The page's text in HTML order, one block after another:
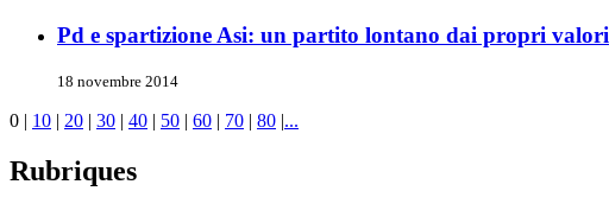
Pd e spartizione Asi: un partito lontano dai propri valori
18 novembre 2014
0 | 10 | 20 | 30 | 40 | 50 | 60 | 70 | 80 |...
Rubriques